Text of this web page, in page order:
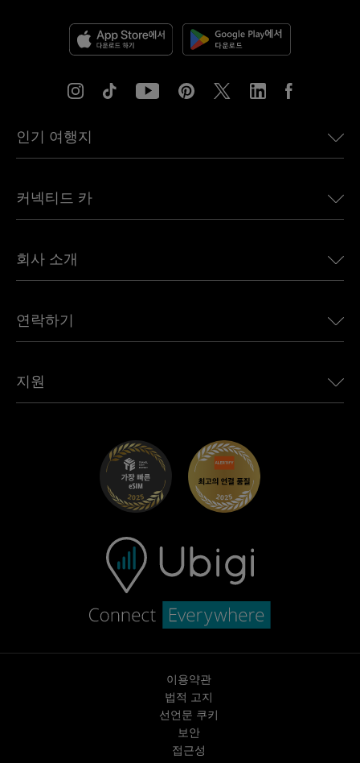
인기 여행지
유럽용 eSIM
캐나다용 eSIM
아프리카용 eSIM
모든 목적지 보기
커넥티드 카
Land Rover용 Ubigi
Jeep용 Ubigi
Mini용 Ubigi
Maserati용 Ubigi
회사 소개
언론에 소개된 Ubigi
Ubigi 앱
연락하기
제휴 프로그램
지원
이용약관
법적 고지
선언문 쿠키
보안
접근성